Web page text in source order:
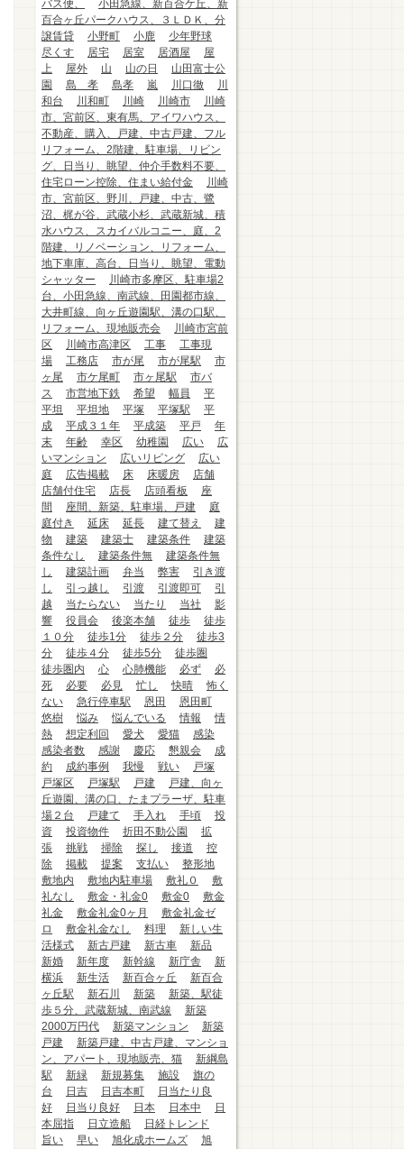
バス便、
小田急線、新百合ケ丘、新
百合ヶ丘パークハウス、３ＬＤＫ、分
譲賃貸
小野町 小鹿
少年野球
尽くす
居宅 居室 居酒屋
屋
上
屋外 山 山の日
山田富士公
園
島 孝 島孝 嵐 川口徹
川
和台
川和町 川崎 川崎市
川崎
市、宮前区、東有馬、アイワハウス、
不動産、購入、戸建、中古戸建、フル
リフォーム、2階建、駐車場、リビン
グ、日当り、眺望、仲介手数料不要、
住宅ローン控除、住まい給付金
川崎
市、宮前区、野川、戸建、中古、鷺
沼、梶が谷、武蔵小杉、武蔵新城、積
水ハウス、スカイバルコニー、庭、2
階建、リノベーション、リフォーム、
地下車庫、高台、日当り、眺望、電動
シャッター
川崎市多摩区、駐車場2
台、小田急線、南武線、田園都市線、
大井町線、向ヶ丘遊園駅、溝の口駅、
リフォーム、現地販売会
川崎市宮前
区
川崎市高津区 工事
工事現
場
工務店 市が尾 市が尾駅
市
ヶ尾
市ケ尾町 市ヶ尾駅
市バ
ス
市営地下鉄 希望 幅員
平
平坦
平坦地 平塚 平塚駅
平
成
平成３１年 平成築 平戸
年
末
年齢 幸区 幼稚園 広い
広
いマンション
広いリビング
広い
庭
広告掲載 床 床暖房
店舗
店舗付住宅
店長 店頭看板
座
間
座間、新築、駐車場、戸建
庭
庭付き
延床 延長 建て替え
建
物
建築 建築士 建築条件
建築
条件なし
建築条件無
建築条件無
し
建築計画 弁当 弊害
引き渡
し
引っ越し 引渡 引渡即可
引
越
当たらない 当たり 当社
影
響
役員会 後楽本舗 徒歩
徒歩
１０分
徒歩1分 徒歩２分
徒歩3
分
徒歩４分 徒歩5分
徒歩圏
徒歩圏内
心 心肺機能 必ず
必
死
必要 必見 忙し 快晴
怖く
ない
急行停車駅 恩田
恩田町
悠樹
悩み 悩んでいる 情報
情
熱
想定利回 愛犬 愛猫
感染
感染者数
感謝 慶応 懇親会
成
約
成約事例 我慢 戦い
戸塚
戸塚区
戸塚駅 戸建
戸建、向ヶ
丘遊園、溝の口、たまプラーザ、駐車
場２台
戸建て 手入れ 手頃
投
資
投資物件 折田不動公園
拡
張
挑戦 掃除 探し 接道
控
除
掲載 提案 支払い
整形地
敷地内
敷地内駐車場 敷礼０
敷
礼なし
敷金・礼金0 敷金0
敷金
礼金
敷金礼金0ヶ月
敷金礼金ゼ
ロ
敷金礼金なし 料理
新しい生
活様式
新古戸建 新古車
新品
新婚
新年度 新幹線 新庁舎
新
横浜
新生活 新百合ヶ丘
新百合
ヶ丘駅
新石川 新築
新築、駅徒
歩５分、武蔵新城、南武線
新築
2000万円代
新築マンション
新築
戸建
新築戸建、中古戸建、マンショ
ン、アパート、現地販売、猫
新綱島
駅
新緑 新規募集 施設
旗の
台
日吉 日吉本町
日当たり良
好
日当り良好 日本 日本中
日
本屈指
日立造船
日経トレンド
旨い
早い 旭化成ホームズ
旭